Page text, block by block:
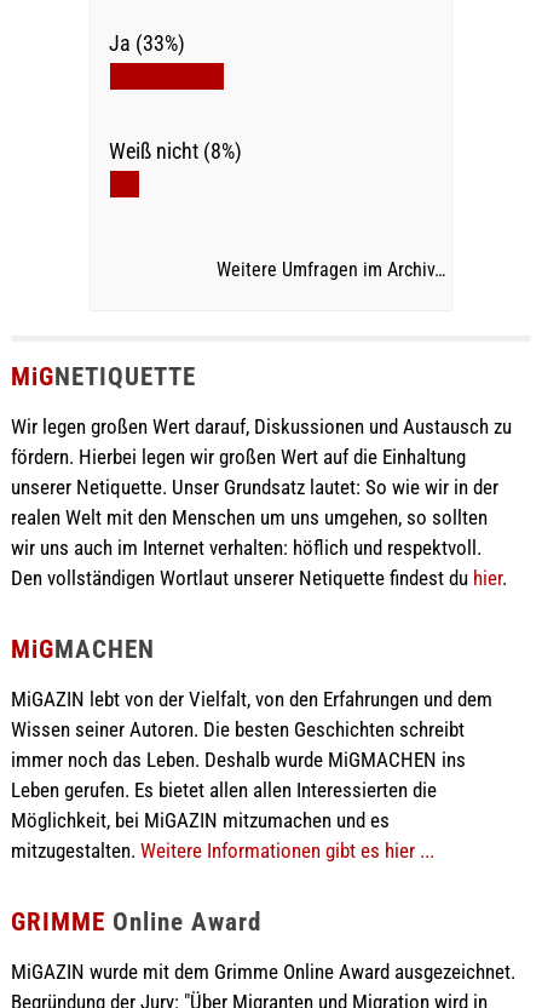
Ja (33%)
Weiß nicht (8%)
Weitere Umfragen im Archiv…
MiG NETIQUETTE
Wir legen großen Wert darauf, Diskussionen und Austausch zu
fördern. Hierbei legen wir großen Wert auf die Einhaltung
unserer Netiquette. Unser Grundsatz lautet: So wie wir in der
realen Welt mit den Menschen um uns umgehen, so sollten
wir uns auch im Internet verhalten: höflich und respektvoll.
Den vollständigen Wortlaut unserer Netiquette findest du hier.
MiG MACHEN
MiGAZIN lebt von der Vielfalt, von den Erfahrungen und dem
Wissen seiner Autoren. Die besten Geschichten schreibt
immer noch das Leben. Deshalb wurde MiGMACHEN ins
Leben gerufen. Es bietet allen allen Interessierten die
Möglichkeit, bei MiGAZIN mitzumachen und es
mitzugestalten. Weitere Informationen gibt es hier ...
GRIMME Online Award
MiGAZIN wurde mit dem Grimme Online Award ausgezeichnet.
Begründung der Jury: "Über Migranten und Migration wird in